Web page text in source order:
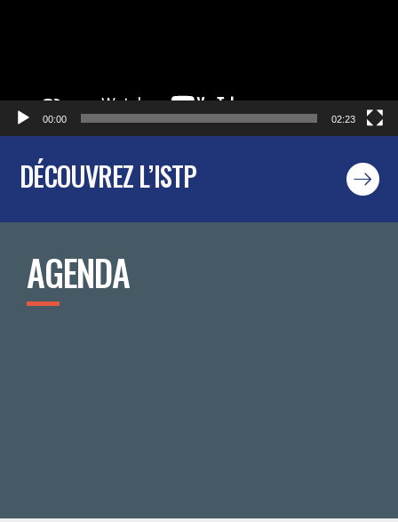
DÉCOUVREZ L’ISTP
00:00 02:23
AGENDA